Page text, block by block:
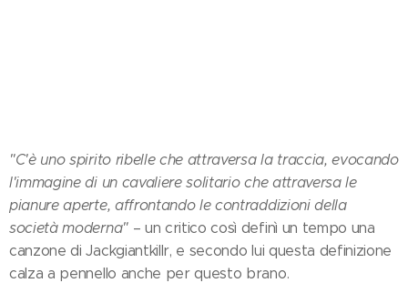
"C'è uno spirito ribelle che attraversa la traccia, evocando
l'immagine di un cavaliere solitario che attraversa le
pianure aperte, affrontando le contraddizioni della
società moderna"– un critico così definì un tempo una
canzone di Jackgiantkillr, e secondo lui questa definizione
calza a pennello anche per questo brano.